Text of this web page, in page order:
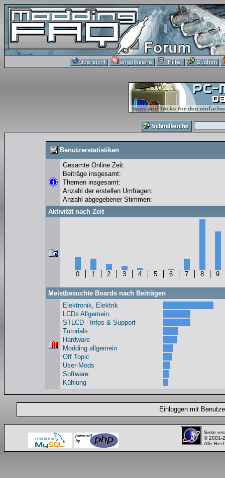
Benutzerstatistiken
Gesamte Online Zeit:
Beiträge insgesamt:
Themen insgesamt:
Anzahl der erstellen Umfragen:
Anzahl abgegebener Stimmen:
Aktivität nach Zeit
0 1 2 3 4 5 6 7 8 9
Meistbesuchte Boards nach Beiträgen
Elektronik, Elektrik
LCDs Allgemein
STLCD - Infos & Support
Tutorials
Hardware
Modding allgemein
Off Topic
User-Mods
Software
Kühlung
Einloggen mit
Seite
© 2001-
Alle